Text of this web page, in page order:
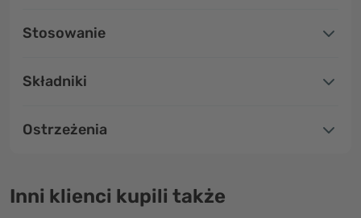
Stosowanie
Składniki
Ostrzeżenia
Inni klienci kupili także